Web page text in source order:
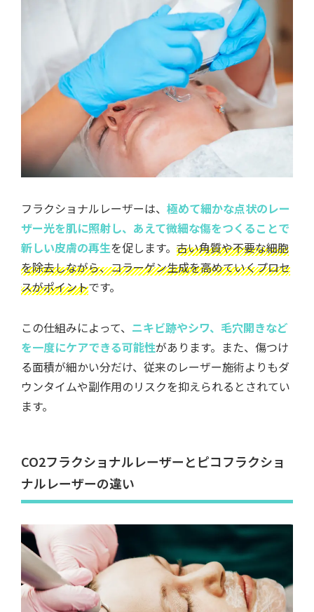
フラクショナルレーザーは、 極めて細かな点状のレー
ザー光を肌に照射し、あえて微細な傷をつくることで
新しい皮膚の再生を促します。 古い角質や不要な細胞
を除去しながら、コラーゲン生成を高めていくプロセ
スがポイントです。
この仕組みによって、 ニキビ跡やシワ、毛穴開きなど
を一度にケアできる可能性があります。また、傷つけ
る面積が細かい分だけ、従来のレーザー施術よりもダ
ウンタイムや副作用のリスクを抑えられるとされてい
ます。
CO2フラクショナルレーザーとピコフラクショ
ナルレーザーの違い